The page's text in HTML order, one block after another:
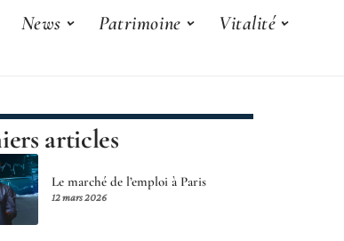
News Patrimoine
Vitalité
articles
Le marché de l’emploi à Paris
12 mars 2026